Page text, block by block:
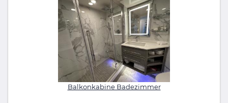
Balkonkabine Badezimmer